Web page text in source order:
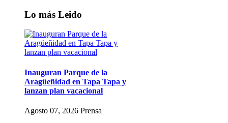
Lo más Leido
Inauguran Parque de la
Aragüeñidad en Tapa Tapa y
lanzan plan vacacional
Agosto 07, 2026 Prensa